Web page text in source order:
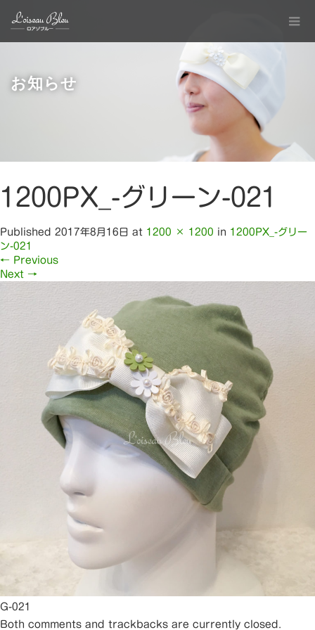
お知らせ
1200PX_-グリーン-021
Published 2017年8月16日 at 1200 × 1200 in 1200PX_-グリー
ン-021
← Previous
Next →
G-021
Both comments and trackbacks are currently closed.